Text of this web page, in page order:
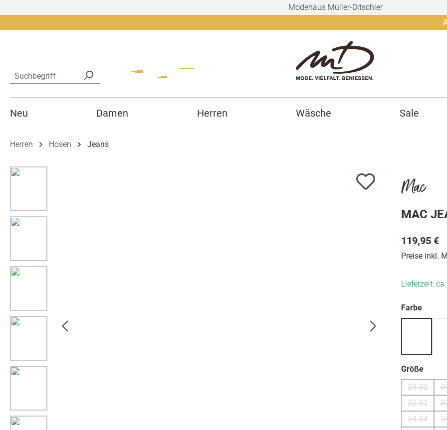
Modehaus Müller-Ditschler
Ab
Neu Damen Herren Wäsche Sale
Herren Hosen Jeans
Bildergalerie überspringen
Mac
MAC
119,95 €
Preise inkl.
Lieferzeit:
Farbe
Größe
29-32
(Diese
32-32
(Diese
34-34
(Diese